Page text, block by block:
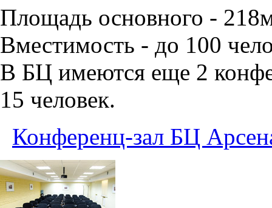
Площадь основного -
Вместимость - до 100
В БЦ имеются еще 2
15 человек.
Конференц-зал БЦ